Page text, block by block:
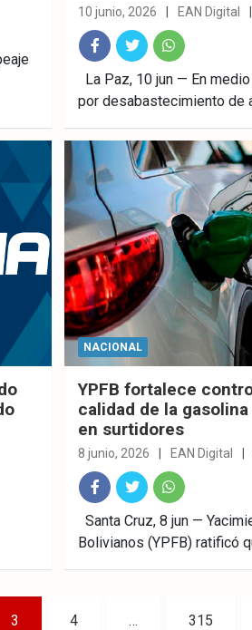
10 junio, 2026 EAN Digital
Fac
ebo
ok
Twitt
er
What
sAp
p
La Paz, 10 jun — En
por desabastecimiento de
NACIONAL
YPFB fortalece
calidad de la
en surtidores
8 junio, 2026 EAN Digital
Fac
ebo
Twitt
er
What
sAp
Santa Cruz, 8 jun —
Bolivianos (YPFB) ratificó
3 4 … 315